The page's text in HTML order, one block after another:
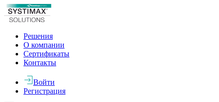
Решения
О компании
Сертификаты
Контакты
Войти
Регистрация